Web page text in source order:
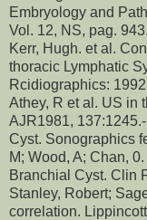
Embryology and
Vol. 12, NS, pag.
Kerr, Hugh. et al.
thoracic Lymphatic
Rcidiographics:
Athey, R et al. US in
AJR1981,
Cyst. Sonographics
M; Wood, A; Chan,
Branchial Cyst. Clin
Stanley, Robert;
correlation.